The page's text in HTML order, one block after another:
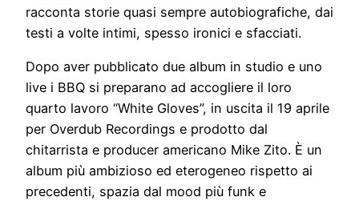
racconta storie quasi sempre autobiografiche, dai
testi a volte intimi, spesso ironici e sfacciati.
Dopo aver pubblicato due album in studio e uno
live i BBQ si preparano ad accogliere il loro
quarto lavoro “White Gloves”, in uscita il 19 aprile
per Overdub Recordings e prodotto dal
chitarrista e producer americano Mike Zito. È un
album più ambizioso ed eterogeneo rispetto ai
precedenti, spazia dal mood più funk e